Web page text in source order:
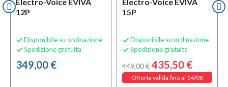
12P
 Disponibile su ordinazione
 Spedizione gratuita
349,00 €
15P
 Disponibile su ordinazione
 Spedizione gratuita
449,00 € 435,50 €
Offerta valida fino al 14/08